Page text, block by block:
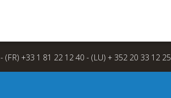
- (FR) +33 1 81 22 12 40 - (LU) + 352 20 33 12 25